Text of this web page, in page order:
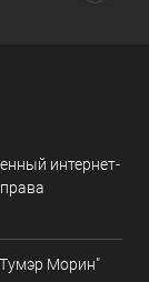
интернет-
Морин"